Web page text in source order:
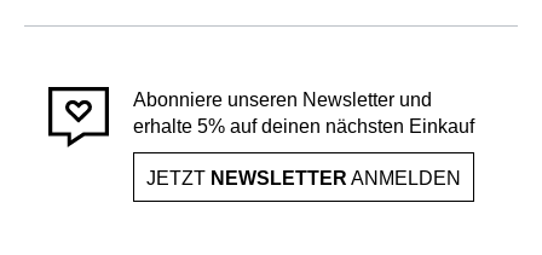
Abonniere unseren Newsletter und
erhalte 5% auf deinen nächsten Einkauf
JETZT NEWSLETTER ANMELDEN